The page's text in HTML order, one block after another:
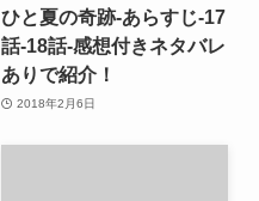
ひと夏の奇跡-あらすじ-17
話-18話-感想付きネタバレ
ありで紹介！
2018年2月6日